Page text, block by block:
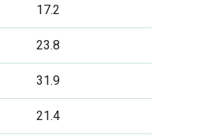
17.2
23.8
31.9
21.4